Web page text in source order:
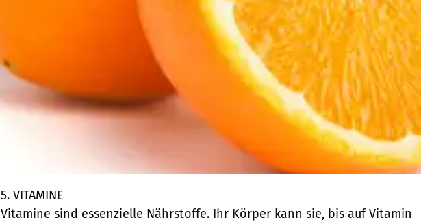
5. VITAMINE
Vitamine sind essenzielle Nährstoffe. Ihr Körper kann sie, bis auf Vitamin